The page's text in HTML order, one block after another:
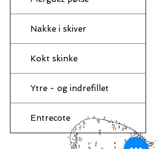
Nakke i skiver
Kokt skinke
Ytre - og indrefillet
Entrecote